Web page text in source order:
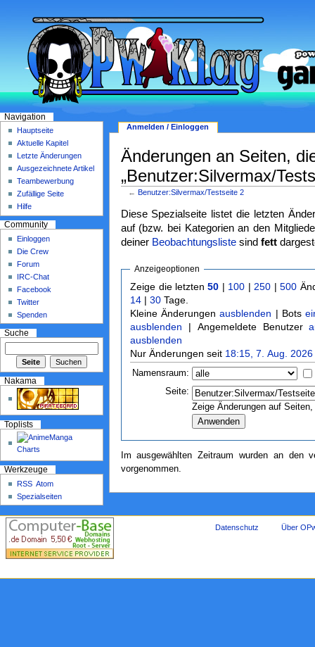
Änderungen an Seiten,
„Benutzer:Silvermax/
← Benutzer:Silvermax/Testseite 2
Diese Spezialseite listet die letzten
auf (bzw. bei Kategorien an den
deiner Beobachtungslistesind fett
Anzeigeoptionen
Zeige die letzten50 | 100 | 250 |500
14 |30 Tage.
Kleine Änderungenausblenden | Bots
ausblenden | Angemeldete Benutzer
ausblenden
Nur Änderungen seit 18:15, 7. Aug. 2026
Namensraum:
Seite:
Zeige Änderungen auf
Im ausgewählten Zeitraum wurden an den
vorgenommen.
Anmelden / Einloggen
Navigation
Hauptseite
Aktuelle Kapitel
Letzte Änderungen
Ausgezeichnete Artikel
Teambewerbung
Zufällige Seite
Hilfe
Community
Einloggen
Die Crew
Forum
IRC-Chat
Facebook
Twitter
Spenden
Suche
Nakama
Toplists
Werkzeuge
RSS Atom
Spezialseiten
Datenschutz Über